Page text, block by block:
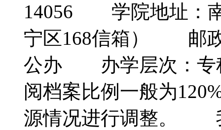
14056 学院地址：南
宁区168信箱） 邮
公办 办学层次：
阅档案比例一般为
源情况进行调整。